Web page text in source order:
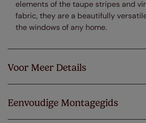
elements of the taupe stripes and
fabric, they are a beautifully
the windows of any home.
Voor Meer Details
Eenvoudige Montagegids